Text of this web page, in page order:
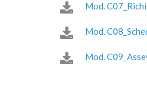
Mod.
Mod.
Mod.